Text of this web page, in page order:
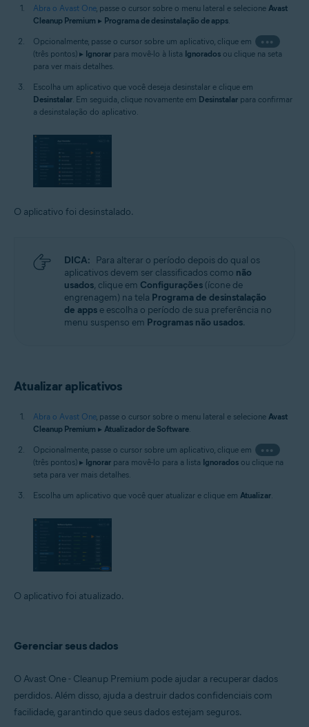
Abra o Avast One, passe o cursor sobre o menu lateral e selecione Avast
Cleanup Premium ▸ Programa de desinstalação de apps.
Opcionalmente, passe o cursor sobre um aplicativo, clique em
•••
(três pontos) ▸ Ignorar para movê-lo à lista Ignorados ou clique na seta
para ver mais detalhes.
Escolha um aplicativo que você deseja desinstalar e clique em
Desinstalar. Em seguida, clique novamente em Desinstalar para confirmar
a desinstalação do aplicativo.
O aplicativo foi desinstalado.
DICA: Para alterar o período depois do qual os
aplicativos devem ser classificados como não
usados, clique em Configurações (ícone de
engrenagem) na tela Programa de desinstalação
de apps e escolha o período de sua preferência no
menu suspenso em Programas não usados.
Atualizar aplicativos
Abra o Avast One, passe o cursor sobre o menu lateral e selecione Avast
Cleanup Premium ▸ Atualizador de Software.
Opcionalmente, passe o cursor sobre um aplicativo, clique em
•••
(três pontos) ▸ Ignorar para movê-lo para a lista Ignorados ou clique na
seta para ver mais detalhes.
Escolha um aplicativo que você quer atualizar e clique em Atualizar.
O aplicativo foi atualizado.
Gerenciar seus dados
O Avast One - Cleanup Premium pode ajudar a recuperar dados
perdidos. Além disso, ajuda a destruir dados confidenciais com
facilidade, garantindo que seus dados estejam seguros.